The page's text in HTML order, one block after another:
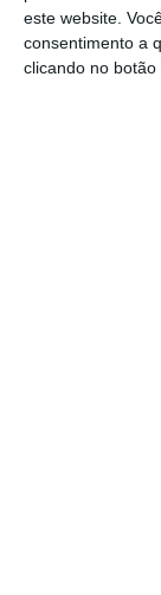
este website.
consentimento a
clicando no
doméstico,